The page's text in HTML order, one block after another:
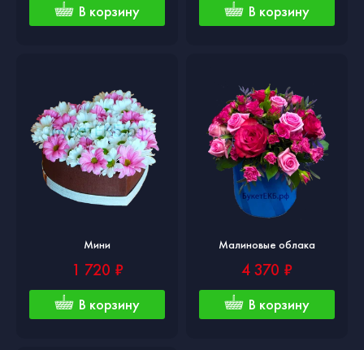
В корзину В корзину
Мини
1 720 ₽
В корзину
Малиновые облака
4 370 ₽
В корзину